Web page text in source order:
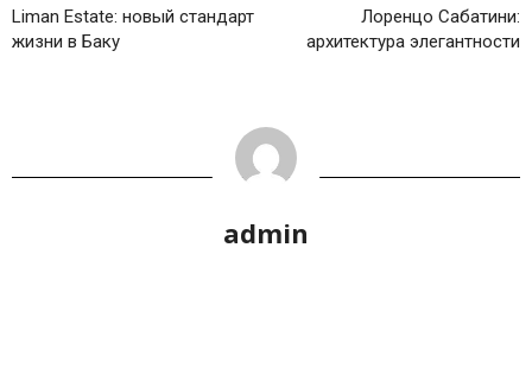
Liman Estate: новый стандарт
жизни в Баку
Лоренцо Сабатини:
архитектура элегантности
admin